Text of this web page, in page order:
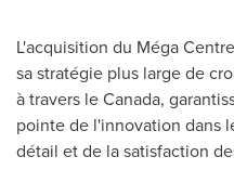
L'acquisition du Méga
sa stratégie plus large de
à travers leCanada,
pointe de l'innovation dans
détail et de la satisfaction